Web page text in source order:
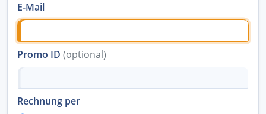
E-Mail
Promo ID (optional)
Rechnung per